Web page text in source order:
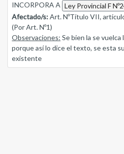
INCORPORA A Ley Provincial F
Afectado/s:Art. NºTítulo VII,
(Por Art. Nº1)
Observaciones: Se bien la se vuelca
porque así lo dice el texto, se esta
existente